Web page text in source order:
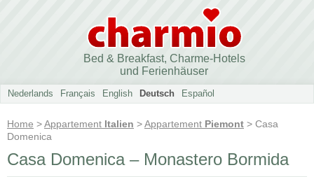
Bed & Breakfast, Charme-Hotels
und Ferienhäuser
Nederlands Français English Deutsch Español
Home >Appartement Italien >Appartement Piemont > Casa
Domenica
Casa Domenica – Monastero Bormida